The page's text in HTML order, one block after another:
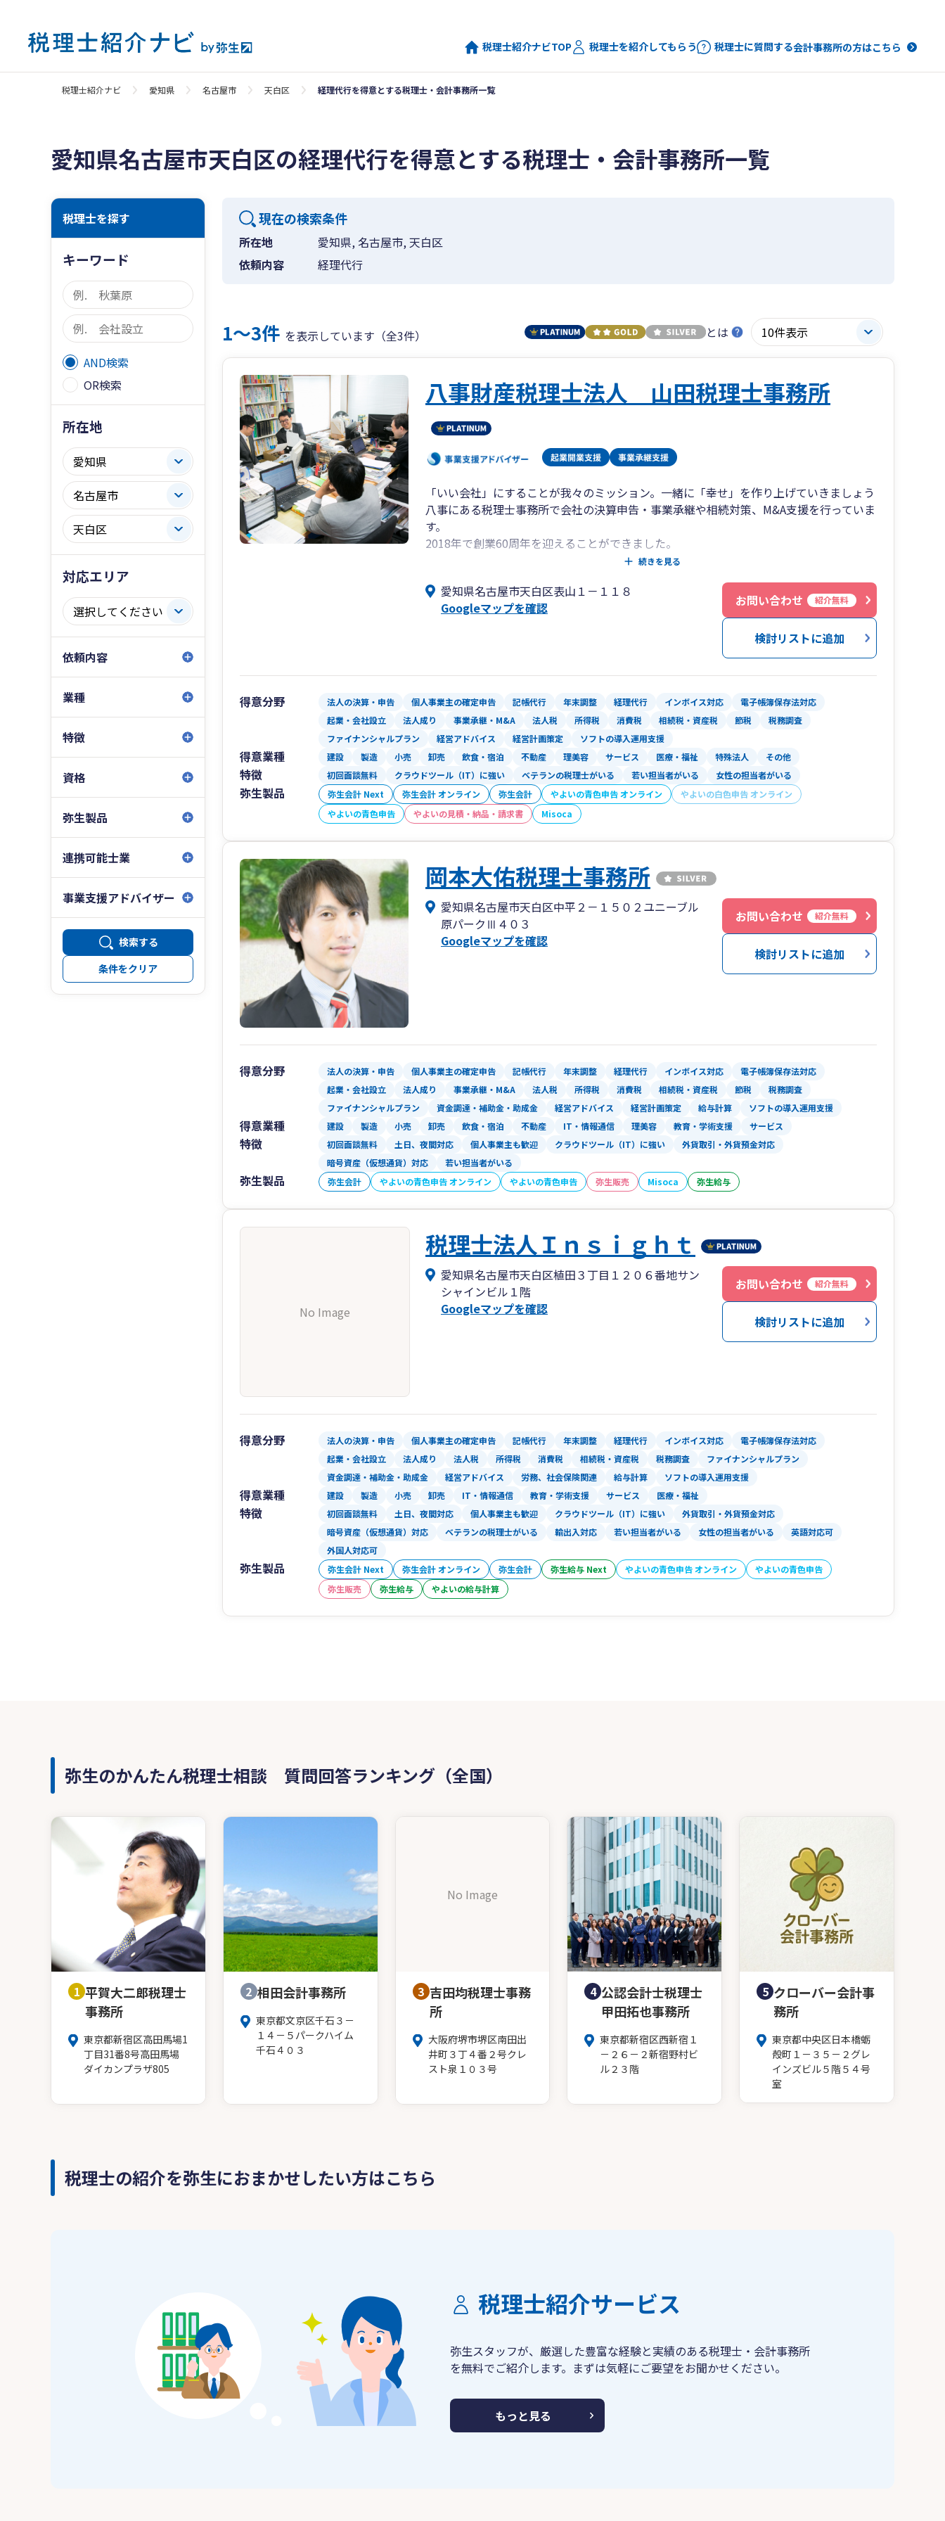
税理士紹介ナビTOP 税理士を紹介してもらう 税理士に質問する会計事務所の方はこちら
税理士紹介ナビ 愛知県 名古屋市 天白区 経理代行を得意とする税理士・会計事務所一覧
愛知県名古屋市天白区の経理代行を得意とする税理士・会計事務所一覧
税理士を探す
キーワード
AND検索
OR検索
所在地
対応エリア
依頼内容
業種
特徴
資格
弥生製品
連携可能士業
事業支援アドバイザー
検索する
条件をクリア
現在の検索条件
所在地
愛知県, 名古屋市, 天白区
依頼内容
経理代行
1〜3件 を表示しています（全3件） とは
八事財産税理士法人 山田税理士事務所
「いい会社」にすることが我々のミッション。一緒に「幸せ」を作り上げていきましょう
八事にある税理士事務所で会社の決算申告・事業承継や相続対策、M&A支援を行っていま
す。
2018年で創業60周年を迎えることができました。
企業経営のサポートを通じて、経営者が自分にとって幸せなゴール、夢を実現していくお
続きを見る
愛知県名古屋市天白区表山１－１１８
Googleマップを確認
お問い合わせ 紹介無料
検討リストに追加
得意分野 法人の決算・申告 個人事業主の確定申告 記帳代行 年末調整 経理代行 インボイス対応
電子帳簿保存法対応
起業・会社設立
法人成り 事業承継・M&A 法人税 所得税 消費税 相続税・資産税 節税
税務調査
ファイナンシャルプラン
経営アドバイス 経営計画策定 ソフトの導入運用支援
得意業種 建設 製造 小売 卸売 飲食・宿泊 不動産 理美容 サービス 医療・福祉 特殊法人 その他
特徴 初回面談無料 クラウドツール（IT）に強い ベテランの税理士がいる 若い担当者がいる 女性の担当者がいる
弥生製品 弥生会計 Next 弥生会計 オンライン 弥生会計 やよいの青色申告 オンライン
やよいの白色申告 オンライン
やよいの青色申告
やよいの見積・納品・請求書 Misoca
岡本大佑税理士事務所
愛知県名古屋市天白区中平２－１５０２ユニーブル
原パークⅢ４０３
Googleマップを確認
お問い合わせ 紹介無料
検討リストに追加
得意分野 法人の決算・申告 個人事業主の確定申告 記帳代行 年末調整 経理代行 インボイス対応
電子帳簿保存法対応
起業・会社設立
法人成り 事業承継・M&A 法人税 所得税 消費税 相続税・資産税 節税
税務調査
ファイナンシャルプラン
資金調達・補助金・助成金 経営アドバイス 経営計画策定 給与計算 ソフトの導入運用支援
得意業種 建設 製造 小売 卸売 飲食・宿泊 不動産 IT・情報通信 理美容 教育・学術支援 サービス
特徴 初回面談無料 土日、夜間対応 個人事業主も歓迎 クラウドツール（IT）に強い
外貨取引・外貨預金対応
暗号資産（仮想通貨）対応
若い担当者がいる
弥生製品 弥生会計 やよいの青色申告 オンライン やよいの青色申告 弥生販売 Misoca 弥生給与
No Image
税理士法人Ｉｎｓｉｇｈｔ
愛知県名古屋市天白区植田３丁目１２０６番地サン
シャインビル１階
Googleマップを確認
お問い合わせ 紹介無料
検討リストに追加
得意分野 法人の決算・申告 個人事業主の確定申告 記帳代行 年末調整 経理代行 インボイス対応
電子帳簿保存法対応
起業・会社設立
法人成り 法人税 所得税 消費税 相続税・資産税 税務調査
ファイナンシャルプラン
資金調達・補助金・助成金
経営アドバイス 労務、社会保険関連 給与計算 ソフトの導入運用支援
得意業種 建設 製造 小売 卸売 IT・情報通信 教育・学術支援 サービス 医療・福祉
特徴 初回面談無料 土日、夜間対応 個人事業主も歓迎 クラウドツール（IT）に強い
外貨取引・外貨預金対応
暗号資産（仮想通貨）対応
ベテランの税理士がいる 輸出入対応 若い担当者がいる 女性の担当者がいる
英語対応可
外国人対応可
弥生製品 弥生会計 Next 弥生会計 オンライン 弥生会計 弥生給与 Next やよいの青色申告 オンライン
やよいの青色申告
弥生販売
弥生給与 やよいの給与計算
弥生のかんたん税理士相談 質問回答ランキング（全国）
1 平賀大二郎税理士
事務所
東京都新宿区高田馬場1
丁目31番8号高田馬場
ダイカンプラザ805
2 相田会計事務所
東京都文京区千石３－
１４－５パークハイム
千石４０３
No Image
3 吉田均税理士事務
所
大阪府堺市堺区南田出
井町３丁４番２号クレ
スト泉１０３号
4 公認会計士税理士
甲田拓也事務所
東京都新宿区西新宿１
－２６－２新宿野村ビ
ル２３階
5 クローバー会計事
務所
東京都中央区日本橋蛎
殻町１－３５－２グレ
インズビル５階５４号
室
税理士の紹介を弥生におまかせしたい方はこちら
税理士紹介サービス
弥生スタッフが、厳選した豊富な経験と実績のある税理士・会計事務所
を無料でご紹介します。まずは気軽にご要望をお聞かせください。
もっと見る